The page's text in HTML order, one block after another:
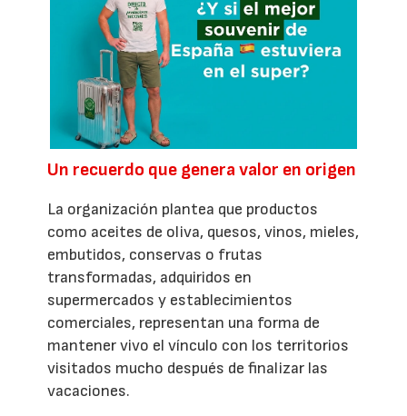
Un recuerdo que genera valor en origen
La organización plantea que productos
como aceites de oliva, quesos, vinos, mieles,
embutidos, conservas o frutas
transformadas, adquiridos en
supermercados y establecimientos
comerciales, representan una forma de
mantener vivo el vínculo con los territorios
visitados mucho después de finalizar las
vacaciones.